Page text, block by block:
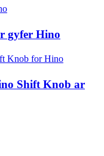
gyfer Hino
Shift Knob ar